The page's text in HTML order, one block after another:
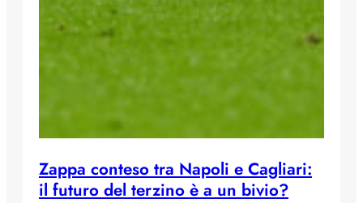
Zappa conteso tra Napoli e Cagliari:
il futuro del terzino è a un bivio?